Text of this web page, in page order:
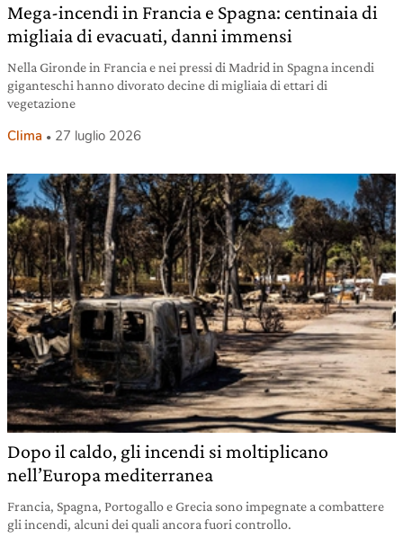
Mega-incendi in Francia e Spagna: centinaia di
migliaia di evacuati, danni immensi
Nella Gironde in Francia e nei pressi di Madrid in Spagna incendi
giganteschi hanno divorato decine di migliaia di ettari di
vegetazione
Clima 27 luglio 2026
Dopo il caldo, gli incendi si moltiplicano
nell’Europa mediterranea
Francia, Spagna, Portogallo e Grecia sono impegnate a combattere
gli incendi, alcuni dei quali ancora fuori controllo.